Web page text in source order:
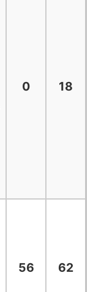
0 18
56 62